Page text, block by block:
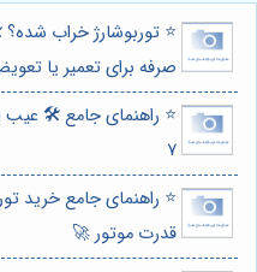
⭐️ توربوشارژ خراب
صرفه برای تعمیر یا
⭐️ راهنمای جامع 🛠️ عیب
7
قدرت موتور 🚀